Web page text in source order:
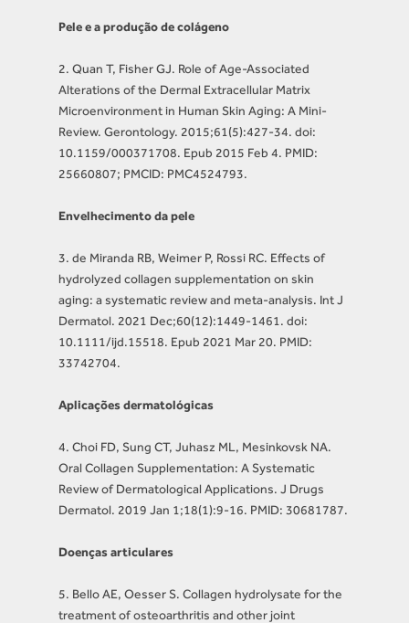
Pele e a produção de colágeno
2. Quan T, Fisher GJ. Role of Age-Associated
Alterations of the Dermal Extracellular Matrix
Microenvironment in Human Skin Aging: A Mini-
Review. Gerontology. 2015;61(5):427-34. doi:
10.1159/000371708. Epub 2015 Feb 4. PMID:
25660807; PMCID: PMC4524793.
Envelhecimento da pele
3. de Miranda RB, Weimer P, Rossi RC. Effects of
hydrolyzed collagen supplementation on skin
aging: a systematic review and meta-analysis. Int J
Dermatol. 2021 Dec;60(12):1449-1461. doi:
10.1111/ijd.15518. Epub 2021 Mar 20. PMID:
33742704.
Aplicações dermatológicas
4. Choi FD, Sung CT, Juhasz ML, Mesinkovsk NA.
Oral Collagen Supplementation: A Systematic
Review of Dermatological Applications. J Drugs
Dermatol. 2019 Jan 1;18(1):9-16. PMID: 30681787.
Doenças articulares
5. Bello AE, Oesser S. Collagen hydrolysate for the
treatment of osteoarthritis and other joint